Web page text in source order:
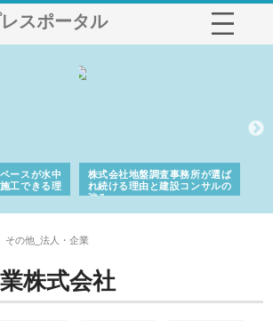
スポータル
ースが水中
工できる理
株式会社地盤調査事務所が選ば
れ続ける理由と建設コンサルの
強み
その他_法人・企業
株式会社